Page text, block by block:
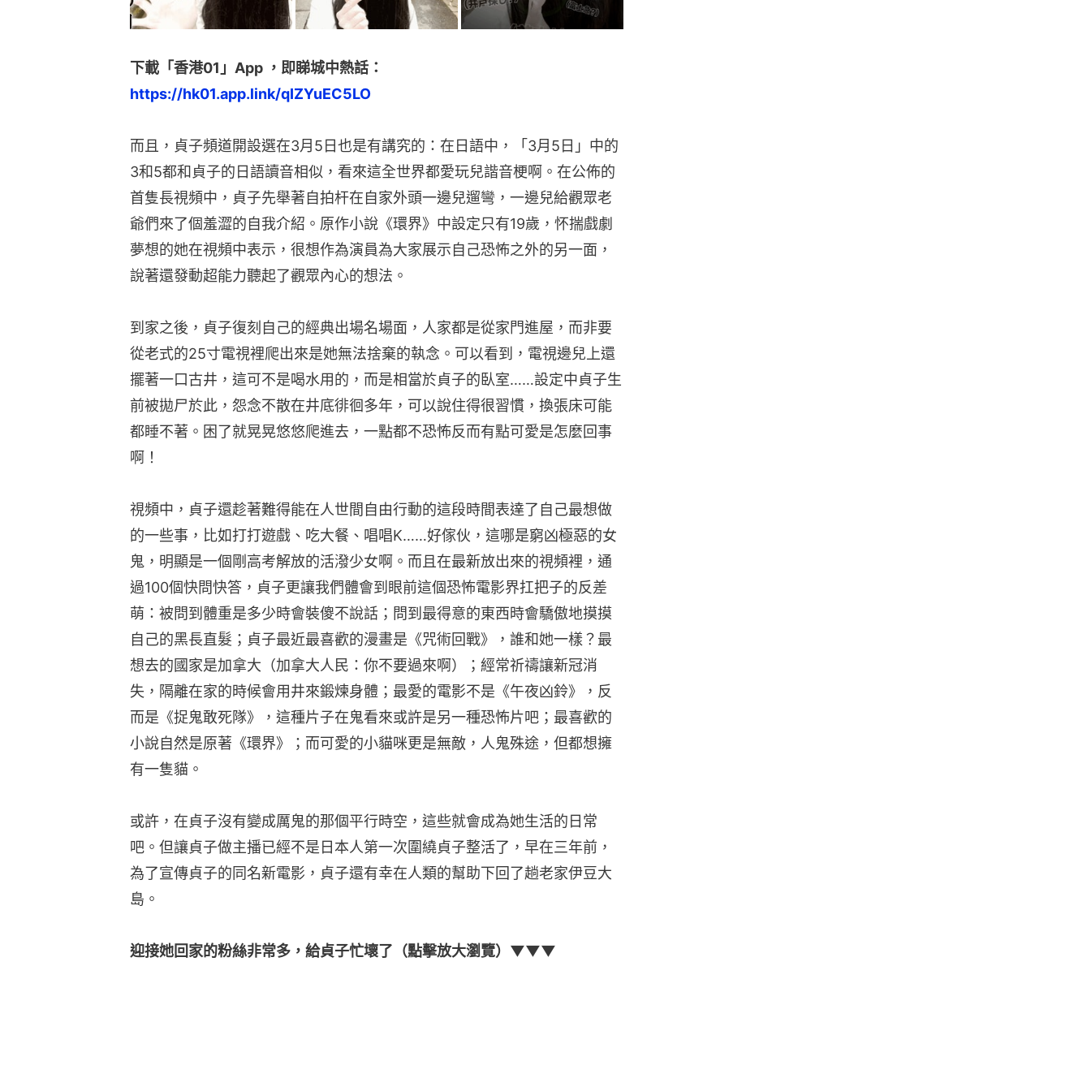
下載「香港01」App ，即睇城中熱話：
https://hk01.app.link/qIZYuEC5LO
而且，貞子頻道開設選在3月5日也是有講究的：在日語中，「3月5日」中的
3和5都和貞子的日語讀音相似，看來這全世界都愛玩兒諧音梗啊。在公佈的
首隻長視頻中，貞子先舉著自拍杆在自家外頭一邊兒遛彎，一邊兒給觀眾老
爺們來了個羞澀的自我介紹。原作小說《環界》中設定只有19歲，怀揣戲劇
夢想的她在視頻中表示，很想作為演員為大家展示自己恐怖之外的另一面，
說著還發動超能力聽起了觀眾內心的想法。
到家之後，貞子復刻自己的經典出場名場面，人家都是從家門進屋，而非要
從老式的25寸電視裡爬出來是她無法捨棄的執念。可以看到，電視邊兒上還
擺著一口古井，這可不是喝水用的，而是相當於貞子的臥室……設定中貞子生
前被拋尸於此，怨念不散在井底徘徊多年，可以說住得很習慣，換張床可能
都睡不著。困了就晃晃悠悠爬進去，一點都不恐怖反而有點可愛是怎麼回事
啊！
視頻中，貞子還趁著難得能在人世間自由行動的這段時間表達了自己最想做
的一些事，比如打打遊戲、吃大餐、唱唱K……好傢伙，這哪是窮凶極惡的女
鬼，明顯是一個剛高考解放的活潑少女啊。而且在最新放出來的視頻裡，通
過100個快問快答，貞子更讓我們體會到眼前這個恐怖電影界扛把子的反差
萌：被問到體重是多少時會裝傻不說話；問到最得意的東西時會驕傲地摸摸
自己的黑長直髮；貞子最近最喜歡的漫畫是《咒術回戰》，誰和她一樣？最
想去的國家是加拿大（加拿大人民：你不要過來啊）；經常祈禱讓新冠消
失，隔離在家的時候會用井來鍛煉身體；最愛的電影不是《午夜凶鈴》，反
而是《捉鬼敢死隊》，這種片子在鬼看來或許是另一種恐怖片吧；最喜歡的
小說自然是原著《環界》；而可愛的小貓咪更是無敵，人鬼殊途，但都想擁
有一隻貓。
或許，在貞子沒有變成厲鬼的那個平行時空，這些就會成為她生活的日常
吧。但讓貞子做主播已經不是日本人第一次圍繞貞子整活了，早在三年前，
為了宣傳貞子的同名新電影，貞子還有幸在人類的幫助下回了趟老家伊豆大
島。
迎接她回家的粉絲非常多，給貞子忙壞了（點擊放大瀏覽）▼▼▼